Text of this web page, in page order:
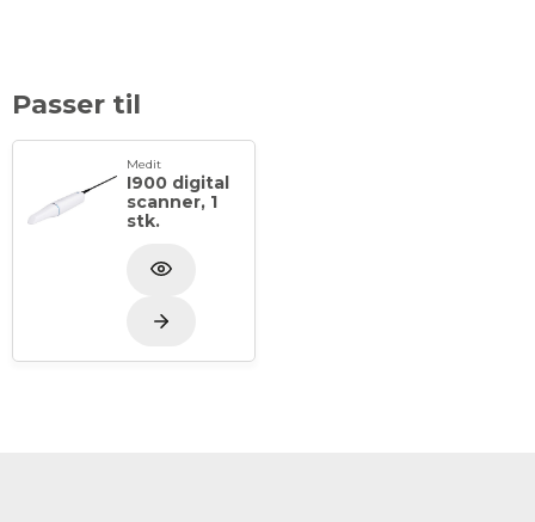
Passer til
Medit
I900 digital
scanner, 1
stk.